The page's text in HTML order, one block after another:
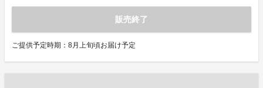
販売終了
ご提供予定時期：8月上旬頃お届け予定